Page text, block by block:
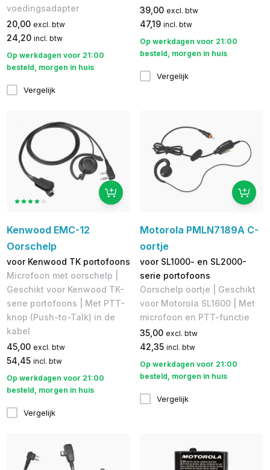
voedingsadapter
20,00 excl. btw
24,20 incl. btw
Op werkdagen voor 21:00
besteld, morgen in huis
Vergelijk
39,00 excl. btw
47,19 incl. btw
Op werkdagen voor 21:00
besteld, morgen in huis
Vergelijk
Kenwood EMC-12
Oorschelp
voor Kenwood TK portofoons
Microfoon met oorschelp |
Geschikt voor Kenwood TK-
serie portofoons | Met ​PTT-
knop (Push-to-Talk) in de
kabel
45,00 excl. btw
54,45 incl. btw
Op werkdagen voor 21:00
besteld, morgen in huis
Vergelijk
Motorola PMLN7189A C-
oortje
voor SL1000- en SL2000-
serie portofoons
Oorschelp oortje | Geschikt
voor Motorola SL1600 | Met
microfoon en PTT-functie
35,00 excl. btw
42,35 incl. btw
Op werkdagen voor 21:00
besteld, morgen in huis
Vergelijk